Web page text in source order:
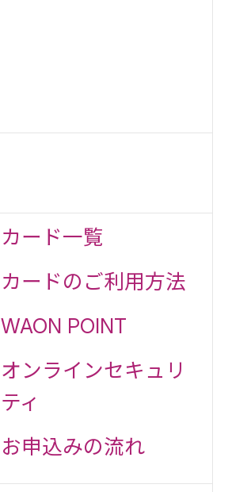
カード一覧
カードのご利用方法
WAON POINT
オンラインセキュリ
ティ
お申込みの流れ